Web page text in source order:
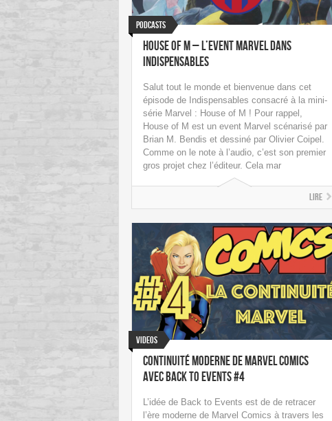
Podcasts
House of M – L’event Marvel dans
Indispensables
Salut tout le monde et bienvenue dans cet
épisode de Indispensables consacré à la mini-
série Marvel : House of M ! Pour rappel,
House of M est un event Marvel scénarisé par
Brian M. Bendis et dessiné par Olivier Coipel.
Comme on le note à l’audio, c’est son premier
gros projet chez l’éditeur. Cela mar
Lire
Videos
Continuité Moderne de Marvel Comics
avec Back To Events #4
L’idée de Back to Events est de de retracer
l’ère moderne de Marvel Comics à travers les